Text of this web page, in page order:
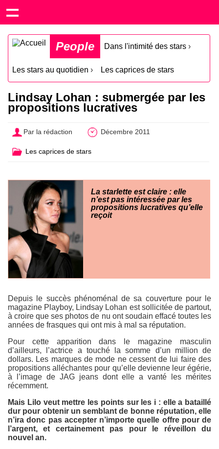
People Dans l'intimité des stars ›
Les stars au quotidien › Les caprices de stars
Lindsay Lohan : submergée par les
propositions lucratives
Par la rédaction Décembre 2011
Les caprices de stars
La starlette est claire : elle
n’est pas intéressée par les
propositions lucratives qu’elle
reçoit
Depuis le succès phénoménal de sa couverture pour le
magazine Playboy, Lindsay Lohan est sollicitée de partout,
à croire que ses photos de nu ont soudain effacé toutes les
années de frasques qui ont mis à mal sa réputation.
Pour cette apparition dans le magazine masculin
d’ailleurs, l’actrice a touché la somme d’un million de
dollars. Les marques de mode ne cessent de lui faire des
propositions alléchantes pour qu’elle devienne leur égérie,
à l’image de JAG jeansdont elle a vanté les mérites
récemment.
Mais Lilo veut mettre les points sur les i : elle a bataillé
dur pour obtenir un semblant de bonne réputation, elle
n’ira donc pas accepter n’importe quelle offre pour de
l’argent, et certainement pas pour le réveillon du
nouvel an.